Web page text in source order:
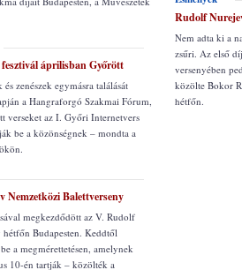
áprilisban Győrött
zenészek egymásra találását
a Hangraforgó Szakmai Fórum,
verseket az I. Győri Internetvers
be a közönségnek – mondta a
Nemzetközi Balettverseny
megkezdődött az V. Rudolf
Budapesten. Keddtől
a megmérettetésen, amelynek
10-én tartják – közölték a
Rudolf
Nem adta ki a
zsűri. Az első
versenyében
közölte Bokor
hétfőn.